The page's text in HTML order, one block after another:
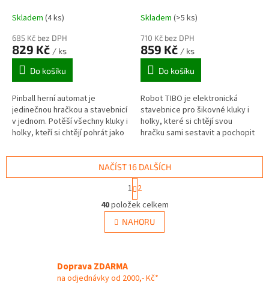
Skladem (4 ks)
685 Kč bez DPH
829 Kč / ks
Do košíku
Pinball herní automat je
jedinečnou hračkou a stavebnicí
v jednom. Potěší všechny kluky i
holky, kteří si chtějí pohrát jako
dvacátého století. V...
Skladem (>5 ks)
710 Kč bez DPH
859 Kč / ks
Do košíku
Robot TIBO je elektronická
stavebnice pro šikovné kluky i
holky, které si chtějí svou
hračku sami sestavit a pochopit
jedinečný svou konstrukcí i...
O
v
l
á
í
NAČÍST 16 DALŠÍCH
S
t
r
á
n
k
n
í
1 2
40položek celkem
NAHORU
Doprava ZDARMA
na odjednávky od 2000,- Kč*